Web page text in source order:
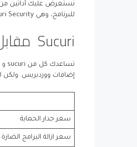
نستعرض عليك أداتين من
للبرنامج، وهي Sucuri Security و Wordfence.
Sucuri مقابل Wordfence
إضافات ووردبريس. ولكن
سعر جدار الحماية
سعر ازالة البرامج الضارة